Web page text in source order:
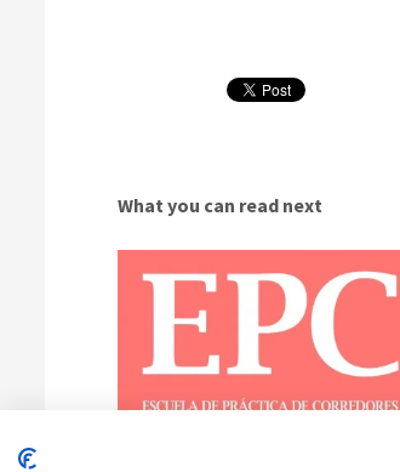
What you can read next